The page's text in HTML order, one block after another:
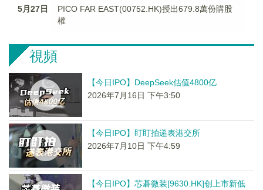
5月27日
PICO FAR EAST(00752.HK)授出679.8萬份購股
權
視頻
【今日IPO】DeepSeek估值4800亿
2026年7月16日 下午3:50
【今日IPO】盯盯拍递表港交所
2026年7月10日 下午4:59
【今日IPO】芯碁微装[9630.HK]创上市新低